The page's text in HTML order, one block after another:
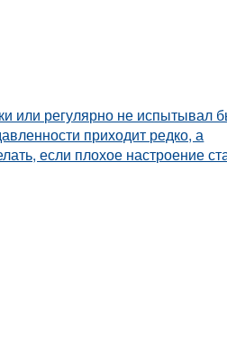
или регулярно не испытывал
приходит редко, а
если плохое настроение